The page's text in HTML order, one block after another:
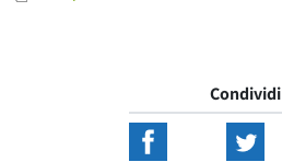
Condividi